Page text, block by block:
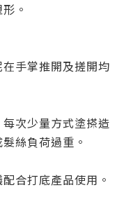
。
手掌推開及搓開均
次少量方式塗搽造
絲負荷過重。
合打底產品使用。